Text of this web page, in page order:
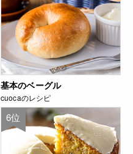
基本のベーグル
cuocaのレシピ
6位